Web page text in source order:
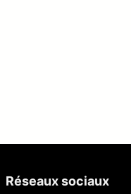
Réseaux sociaux